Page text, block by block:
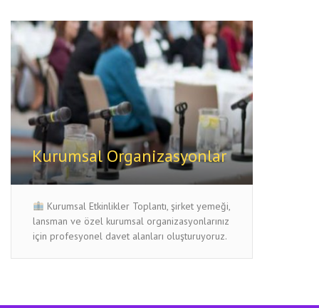
Kurumsal Organizasyonlar
Kurumsal Etkinlikler Toplantı, şirket yemeği,
lansman ve özel kurumsal organizasyonlarınız
için profesyonel davet alanları oluşturuyoruz.